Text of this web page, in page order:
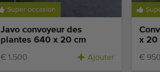
Super occasion
Javo convoyeur des
plantes 640 x 20 cm
€ 1.500 Ajouter
x 20
€ 950